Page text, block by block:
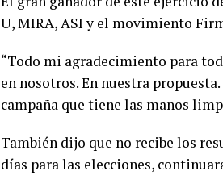
U, MIRA, ASI y el movimiento
“Todo mi agradecimiento para
en nosotros. En nuestra
campaña que tiene las manos
También dijo que no recibe los
días para las elecciones,